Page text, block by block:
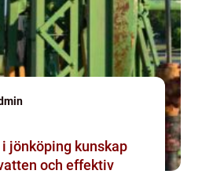
kunskap
och effektiv